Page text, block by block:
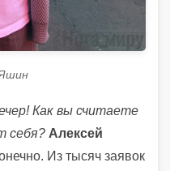
Как вы считаете
себя? Алексей
Из тысяч заявок